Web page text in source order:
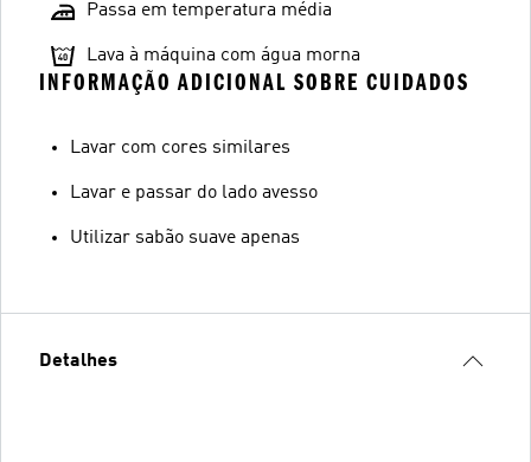
Passa em temperatura média
Lava à máquina com água morna
INFORMAÇÃO ADICIONAL SOBRE CUIDADOS
Lavar com cores similares
Lavar e passar do lado avesso
Utilizar sabão suave apenas
Detalhes